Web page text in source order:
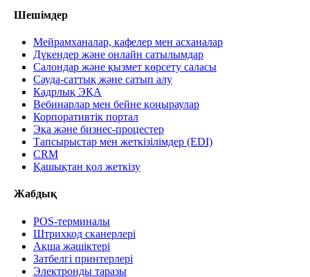
Шешімдер
Мейрамханалар, кафелер мен асханалар
Дүкендер және онлайн сатылымдар
Салондар және қызмет көрсету саласы
Сауда-саттық және сатып алу
Кадрлық ЭҚА
Вебинарлар мен бейне қоңыраулар
Корпоративтік портал
Эқа және бизнес-процестер
Тапсырыстар мен жеткізілімдер (EDI)
CRM
Қашықтан қол жеткізу
Жабдық
POS-терминалы
Штрихкод сканерлері
Ақша жәшіктері
Затбелгі принтерлері
Электронды таразы